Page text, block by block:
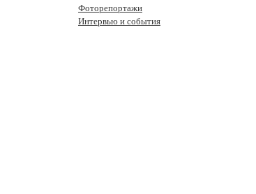
Фоторепортажи
Интервью и события